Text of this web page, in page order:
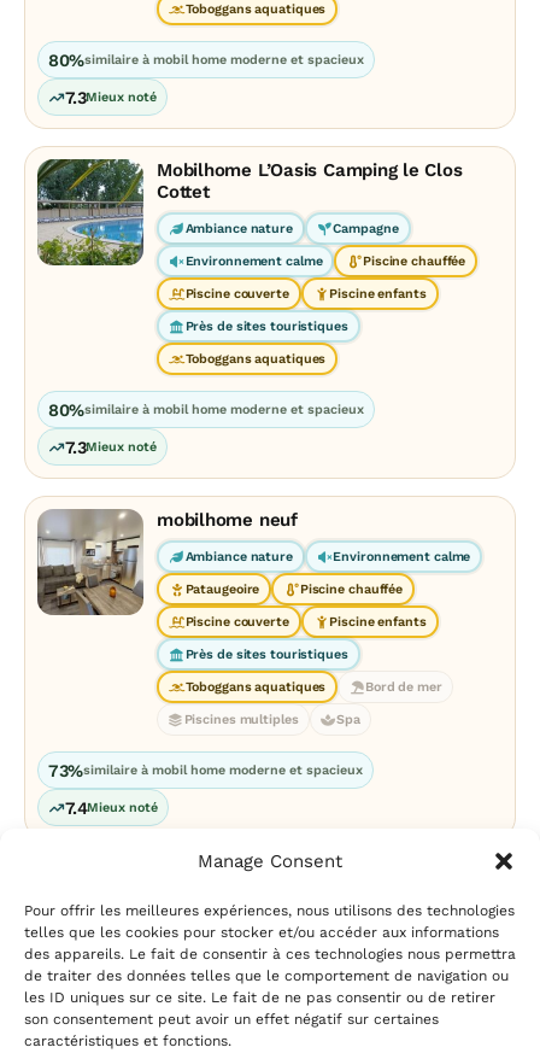
Manage Consent
Pour offrir les meilleures expériences, nous utilisons des technologies
telles que les cookies pour stocker et/ou accéder aux informations
des appareils. Le fait de consentir à ces technologies nous permettra
de traiter des données telles que le comportement de navigation ou
les ID uniques sur ce site. Le fait de ne pas consentir ou de retirer
son consentement peut avoir un effet négatif sur certaines
caractéristiques et fonctions.
Toboggans aquatiques
80%similaire à mobil home moderne et spacieux
7.3Mieux noté
Mobilhome L’Oasis Camping le Clos
Cottet
Ambiance nature Campagne
Environnement calme Piscine chauffée
Piscine couverte Piscine enfants
Près de sites touristiques
Toboggans aquatiques
80%similaire à mobil home moderne et spacieux
7.3Mieux noté
mobilhome neuf
Ambiance nature Environnement calme
Pataugeoire Piscine chauffée
Piscine couverte Piscine enfants
Près de sites touristiques
Toboggans aquatiques Bord de mer
Piscines multiples Spa
73%similaire à mobil home moderne et spacieux
7.4Mieux noté
Mentions légales|Politique
de confidentialité